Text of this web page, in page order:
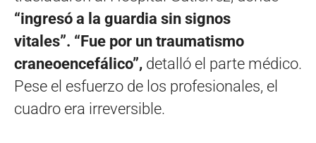
“ingresó a la guardia sin signos
vitales”. “Fue por un traumatismo
craneoencefálico”, detalló el parte médico.
Pese el esfuerzo de los profesionales, el
cuadro era irreversible.